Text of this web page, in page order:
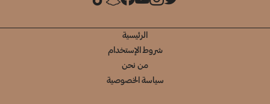
الرئيسية
شروط الإستخدام
من نحن
سياسة الخصوصية